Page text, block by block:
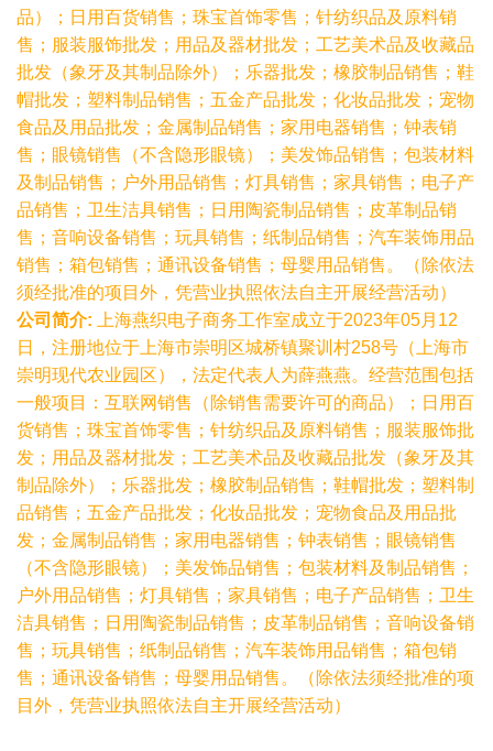
品）；日用百货销售；珠宝首饰零售；针纺织品及原料销
售；服装服饰批发；用品及器材批发；工艺美术品及收藏品
批发（象牙及其制品除外）；乐器批发；橡胶制品销售；鞋
帽批发；塑料制品销售；五金产品批发；化妆品批发；宠物
食品及用品批发；金属制品销售；家用电器销售；钟表销
售；眼镜销售（不含隐形眼镜）；美发饰品销售；包装材料
及制品销售；户外用品销售；灯具销售；家具销售；电子产
品销售；卫生洁具销售；日用陶瓷制品销售；皮革制品销
售；音响设备销售；玩具销售；纸制品销售；汽车装饰用品
销售；箱包销售；通讯设备销售；母婴用品销售。（除依法
须经批准的项目外，凭营业执照依法自主开展经营活动）
公司简介: 上海燕织电子商务工作室成立于2023年05月12
日，注册地位于上海市崇明区城桥镇聚训村258号（上海市
崇明现代农业园区），法定代表人为薛燕燕。经营范围包括
一般项目：互联网销售（除销售需要许可的商品）；日用百
货销售；珠宝首饰零售；针纺织品及原料销售；服装服饰批
发；用品及器材批发；工艺美术品及收藏品批发（象牙及其
制品除外）；乐器批发；橡胶制品销售；鞋帽批发；塑料制
品销售；五金产品批发；化妆品批发；宠物食品及用品批
发；金属制品销售；家用电器销售；钟表销售；眼镜销售
（不含隐形眼镜）；美发饰品销售；包装材料及制品销售；
户外用品销售；灯具销售；家具销售；电子产品销售；卫生
洁具销售；日用陶瓷制品销售；皮革制品销售；音响设备销
售；玩具销售；纸制品销售；汽车装饰用品销售；箱包销
售；通讯设备销售；母婴用品销售。（除依法须经批准的项
目外，凭营业执照依法自主开展经营活动）